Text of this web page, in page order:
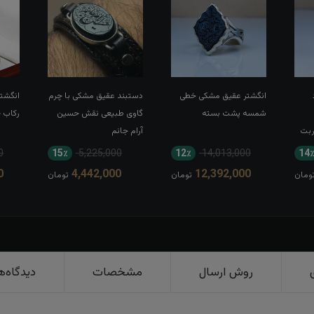
14٪
تومان
انگشتر عقیق مشکی خطی
شمسه پشت بسته
14,013,000 12٪
12,392,000 تومان
دستبند عقیق مشکی با چرم
گاوی طبیعی نقش حسین
آرام جانم
5,225,000 15٪
4,442,000 تومان
روش ارسال مشخصات